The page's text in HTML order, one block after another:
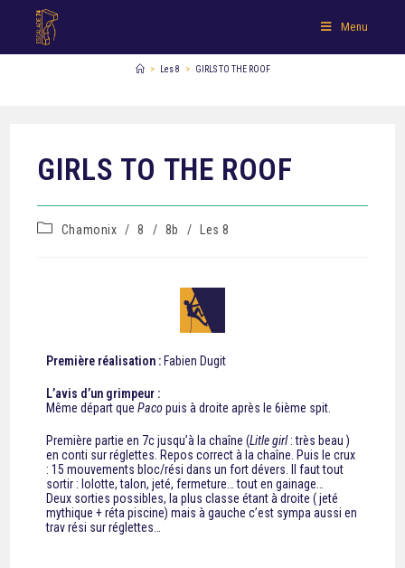
Menu
> Les 8 > GIRLS TO THE ROOF
GIRLS TO THE ROOF
Chamonix / 8 / 8b / Les 8
Première réalisation : Fabien Dugit
L’avis d’un grimpeur :
Même départ quePacopuis à droite après le 6ième spit.
Première partie en 7c jusqu’à la chaîne (Litle girl: très beau )
en conti sur réglettes. Repos correct à la chaîne. Puis le crux
: 15 mouvements bloc/rési dans un fort dévers. Il faut tout
sortir : lolotte, talon, jeté, fermeture… tout en gainage…
Deux sorties possibles, la plus classe étant à droite ( jeté
mythique + réta piscine) mais à gauche c’est sympa aussi en
trav rési sur réglettes…